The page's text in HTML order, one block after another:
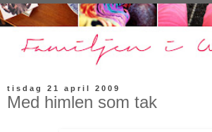
tisdag 21 april 2009
Med himlen som tak